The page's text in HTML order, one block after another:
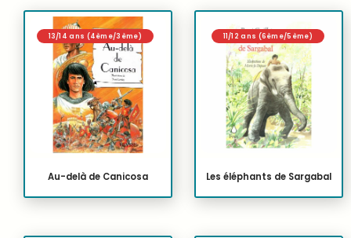
13/14 ans (4ème/3ème)
Au-delà de Canicosa
11/12 ans (6ème/5ème)
Les éléphants de Sargabal